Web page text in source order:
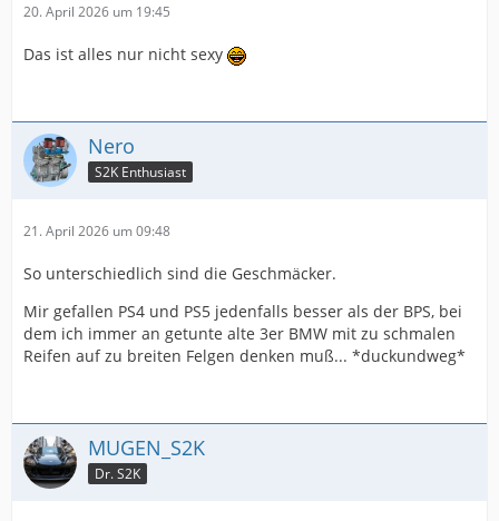
20. April 2026 um 19:45
Das ist alles nur nicht sexy
Nero
S2K Enthusiast
21. April 2026 um 09:48
So unterschiedlich sind die Geschmäcker.
Mir gefallen PS4 und PS5 jedenfalls besser als der BPS, bei
dem ich immer an getunte alte 3er BMW mit zu schmalen
Reifen auf zu breiten Felgen denken muß... *duckundweg*
MUGEN_S2K
Dr. S2K